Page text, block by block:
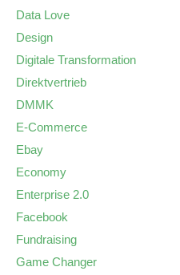
Data Love
Design
Digitale Transformation
Direktvertrieb
DMMK
E-Commerce
Ebay
Economy
Enterprise 2.0
Facebook
Fundraising
Game Changer